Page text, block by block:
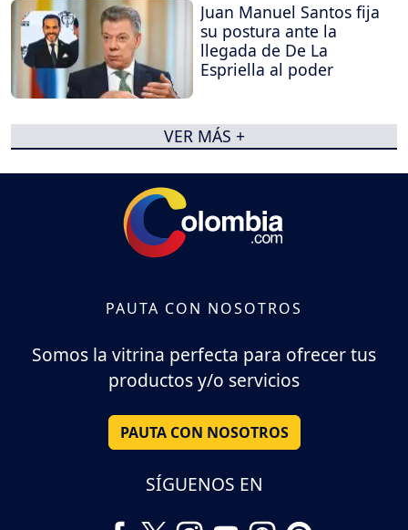
Juan Manuel Santos fija
su postura ante la
llegada de De La
Espriella al poder
VER MÁS +
PAUTA CON NOSOTROS
Somos la vitrina perfecta para ofrecer tus
productos y/o servicios
PAUTA CON NOSOTROS
SÍGUENOS EN